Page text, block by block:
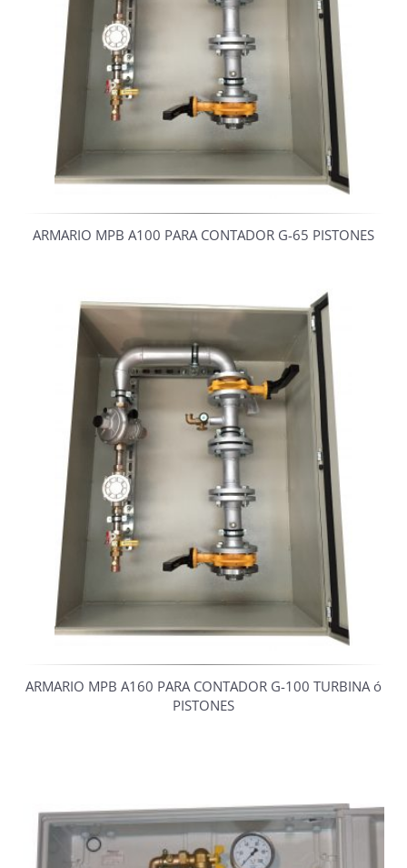
ARMARIO MPB A100 PARA CONTADOR G-65 PISTONES
ARMARIO MPB A160 PARA CONTADOR G-100 TURBINA ó
PISTONES